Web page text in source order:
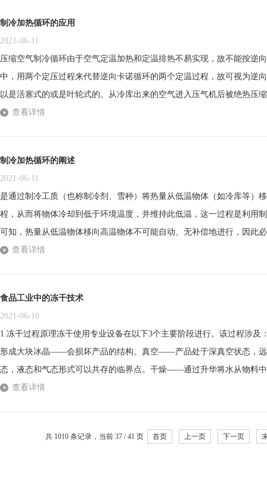
制冷加热循环的应用
2021-06-11
压缩空气制冷循环由于空气定温加热和定温排热不易实现，故不能按逆
中，用两个定压过程来代替逆向卡诺循环的两个定温过程，故可视为逆
以是活塞式的或是叶轮式的。从冷库出来的空气进入压气机后被绝热压
冷却器，在定压下将热量传给冷却水，温度等同于环境温度；再导入膨
查看详情
制冷加热循环的阐述
2021-06-11
是通过制冷工质（也称制冷剂、雪种）将热量从低温物体（如冷库等）
程，从而将物体冷却到低于环境温度，并维持此低温，这一过程是利用
可知，热量从低温物体移向高温物体不可能自动、无补偿地进行，因此
包括低温冷源、高温热源、功源（或向循环供能的源）在内的孤立系统
查看详情
食品工业中的冻干技术
2021-06-10
1.冻干过程原理冻干使用专业设备在以下3个主要阶段进行。该过程涉
形成大块冰晶——会损坏产品的结构。真空——产品处于深真空状态，
态，液态和气态形式可以共存的临界点。干燥——通过升华将水从物料
气，无需再次通过液相（低压，至几毫巴[2]，有助于过程的这一部分）
查看详情
共 1010 条记录，当前 37 / 41 页 首页 上一页 下一页